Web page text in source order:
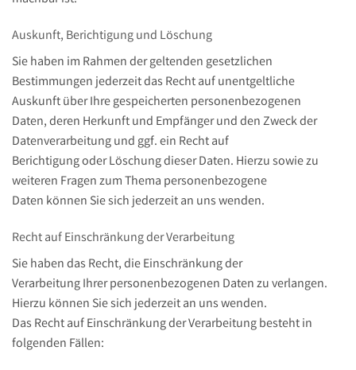
Auskunft, Berichtigung und Löschung
Sie haben im Rahmen der geltenden gesetzlichen
Bestimmungen jederzeit das Recht auf unentgeltliche
Auskunft über Ihre gespeicherten personenbezogenen
Daten, deren Herkunft und Empfänger und den Zweck der
Datenverarbeitung und ggf. ein Recht auf
Berichtigung oder Löschung dieser Daten. Hierzu sowie zu
weiteren Fragen zum Thema personenbezogene
Daten können Sie sich jederzeit an uns wenden.
Recht auf Einschränkung der Verarbeitung
Sie haben das Recht, die Einschränkung der
Verarbeitung Ihrer personenbezogenen Daten zu verlangen.
Hierzu können Sie sich jederzeit an uns wenden.
Das Recht auf Einschränkung der Verarbeitung besteht in
folgenden Fällen: